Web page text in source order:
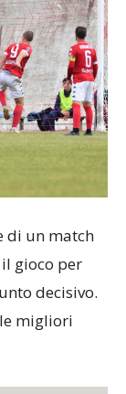
di un match
gioco per
decisivo.
migliori